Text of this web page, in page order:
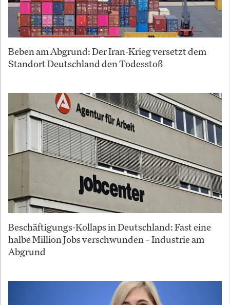
Beben am Abgrund: Der Iran-Krieg versetzt dem
Standort Deutschland den Todesstoß
Beschäftigungs-Kollaps in Deutschland: Fast eine
halbe Million Jobs verschwunden – Industrie am
Abgrund